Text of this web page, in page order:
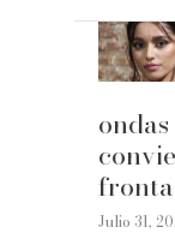
Julio 31,